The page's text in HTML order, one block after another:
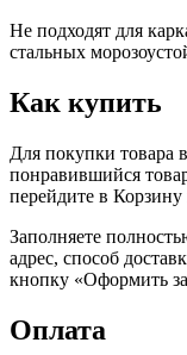
Не подходят для
стальных
Как купить
Для покупки товара
понравившийся
перейдите в
Заполняете
адрес, способ
кнопку «Оформить
Оплата